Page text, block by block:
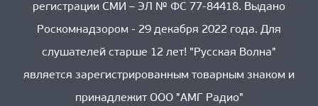
регистрации СМИ – ЭЛ № ФС 77-84418. Выдано
Роскомнадзором - 29 декабря 2022 года. Для
слушателей старше 12 лет! "Русская Волна"
является зарегистрированным товарным знаком и
принадлежит ООО "АМГ Радио"